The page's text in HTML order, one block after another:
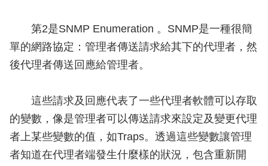
第2是SNMP Enumeration 。SNMP是一種很簡
單的網路協定：管理者傳送請求給其下的代理者，然
後代理者傳送回應給管理者。
這些請求及回應代表了一些代理者軟體可以存取
的變數，像是管理者可以傳送請求來設定及變更代理
者上某些變數的值，如Traps。透過這些變數讓管理
者知道在代理者端發生什麼樣的狀況，包含重新開